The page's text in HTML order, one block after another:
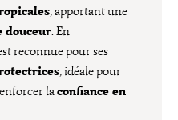
, apportant une
douceur. En
reconnue pour ses
, idéale pour
laconfiance en